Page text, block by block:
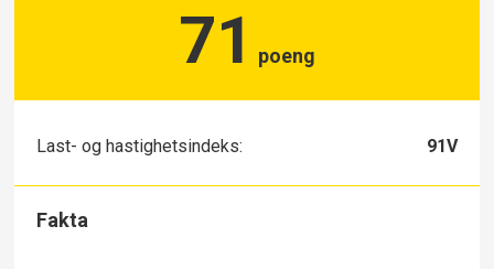
71 poeng
Last- og hastighetsindeks: 91V
Fakta